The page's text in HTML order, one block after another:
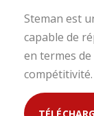
Steman est
capable de
en termes
compétitivité.